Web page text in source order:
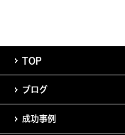
TOP
ブログ
成功事例